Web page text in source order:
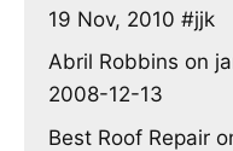
19 Nov, 2010 #jjk
Abril Robbins on
2008-12-13
Best Roof Repair